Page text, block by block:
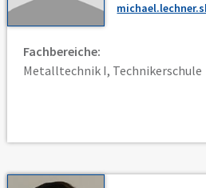
Fachbereiche:
Metalltechnik I, Technikerschule